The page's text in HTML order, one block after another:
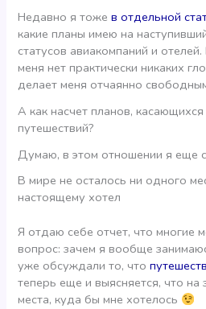
Недавно я тожев отдельной
какие планы имею на
статусов авиакомпаний и
меня нет практически никаких
делает меня отчаянно
А как насчет планов,
путешествий?
Думаю, в этом отношении я еще
В мире не осталось ни одного
настоящему хотел
Я отдаю себе отчет, что многие
вопрос: зачем я вообще
уже обсуждали то, что
теперь еще и выясняется, что на
места, куда бы мне хотелось